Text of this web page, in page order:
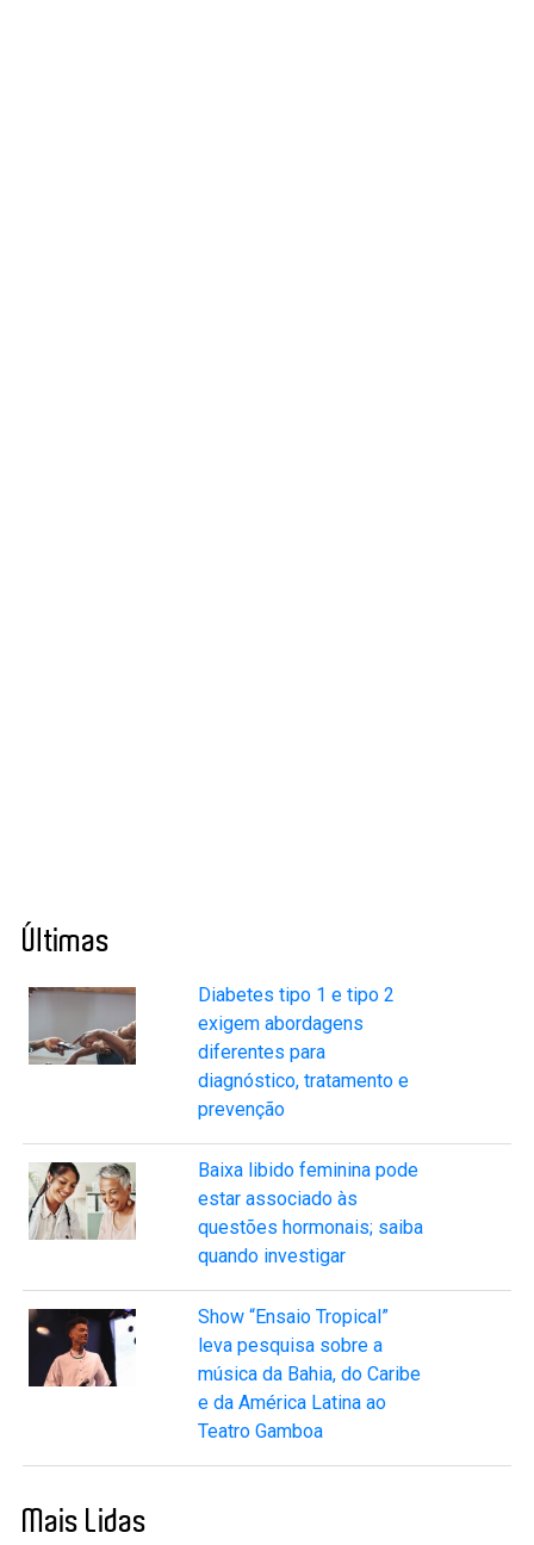
Últimas
Diabetes tipo 1 e tipo 2
exigem abordagens
diferentes para
diagnóstico, tratamento e
prevenção
Baixa libido feminina pode
estar associado às
questões hormonais; saiba
quando investigar
Show “Ensaio Tropical”
leva pesquisa sobre a
música da Bahia, do Caribe
e da América Latina ao
Teatro Gamboa
Mais Lidas